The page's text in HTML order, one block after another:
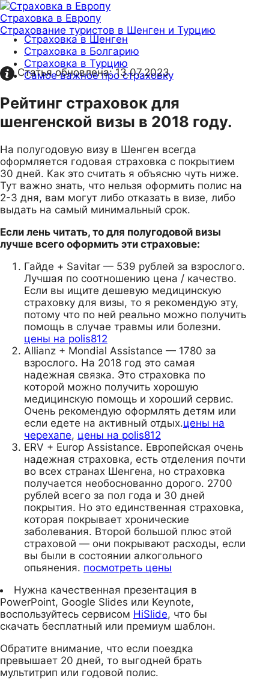
Страховка в Европу
Страхование туристов в Шенген и Турцию
Страховка в Шенген
Страховка в Болгарию
Страховка в Турцию
Самое важное про страховку
Статья обновлена:13.07.2023
Рейтинг страховок для
шенгенской визы в 2018 году.
На полугодовую визу в Шенген всегда
оформляется годовая страховка с покрытием
30 дней. Как это считать я объясню чуть ниже.
Тут важно знать, что нельзя оформить полис на
2-3 дня, вам могут либо отказать в визе, либо
выдать на самый минимальный срок.
Если лень читать, то для полугодовой визы
лучше всего оформить эти страховые:
Гайде + Savitar — 539 рублей за взрослого.
Лучшая по соотношению цена / качество.
Если вы ищите дешевую медицинскую
страховку для визы, то я рекомендую эту,
потому что по ней реально можно получить
помощь в случае травмы или болезни.
цены на polis812
Allianz + Mondial Assistance — 1780 за
взрослого. На 2018 год это самая
надежная связка. Это страховка по
которой можно получить хорошую
медицинскую помощь и хороший сервис.
Очень рекомендую оформлять детям или
если едете на активный отдых.цены на
черехапе, цены на polis812
ERV + Europ Assistance. Европейская очень
надежная страховка, есть отделения почти
во всех странах Шенгена, но страховка
получается необоснованно дорого. 2700
рублей всего за пол года и 30 дней
покрытия. Но это единственная страховка,
которая покрывает хронические
заболевания. Второй большой плюс этой
страховой — они покрывают расходы, если
вы были в состоянии алкогольного
опьянения. посмотреть цены
Нужна качественная презентация в
PowerPoint, Google Slides или Keynote,
воспользуйтесь сервисом HiSlide, что бы
скачать бесплатный или премиум шаблон.
Обратите внимание, что если поездка
превышает 20 дней, то выгодней брать
мультитрип или годовой полис.